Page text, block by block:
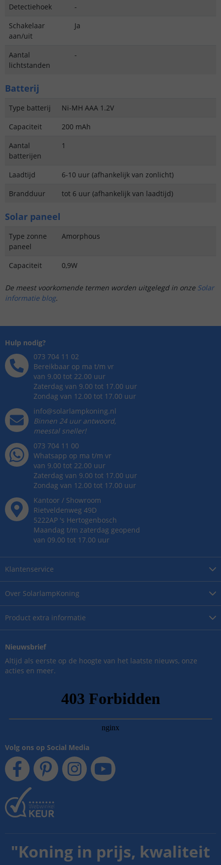
Detectiehoek
-
Schakelaar
aan/uit
Ja
Aantal
lichtstanden
-
Batterij
Type batterij
Ni-MH AAA 1.2V
Capaciteit
200 mAh
Aantal
batterijen
1
Laadtijd
6-10 uur (afhankelijk van zonlicht)
Brandduur
tot 6 uur (afhankelijk van laadtijd)
Solar paneel
Type zonne
paneel
Amorphous
Capaciteit 0,9W
De meest voorkomende termen worden uitgelegd in onze Solar
informatie blog.
Over SolarlampKoning
Product extra informatie
Klantenservice
Hulp nodig?
073 704 11 02
Bereikbaar op ma t/m vr
van 9.00 tot 22.00 uur
Zaterdag van 9.00 tot 17.00 uur
Zondag van 12.00 tot 17.00 uur
info@solarlampkoning.nl
Binnen 24 uur antwoord,
meestal sneller!
073 704 11 00
Whatsapp op ma t/m vr
van 9.00 tot 22.00 uur
Zaterdag van 9.00 tot 17.00 uur
Zondag van 12.00 tot 17.00 uur
Kantoor / Showroom
Rietveldenweg 49D
5222AP 's Hertogenbosch
Maandag t/m zaterdag geopend
van 09.00 tot 17.00 uur
Nieuwsbrief
Altijd als eerste op de hoogte van het laatste nieuws, onze
acties en meer.
Volg ons op Social Media
"Koning in prijs, kwaliteit